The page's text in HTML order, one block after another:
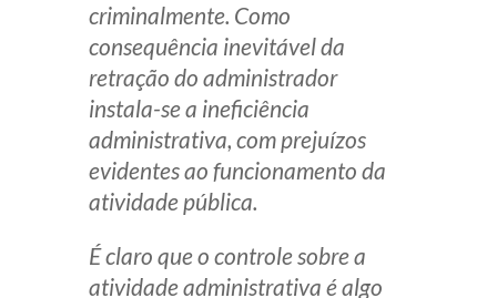
criminalmente. Como
consequência inevitável da
retração do administrador
instala-se a ineficiência
administrativa, com prejuízos
evidentes ao funcionamento da
atividade pública.
É claro que o controle sobre a
atividade administrativa é algo